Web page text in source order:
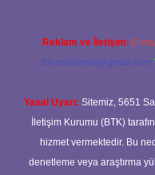
Reklam ve İletişim: E-
forumhizmeti@gmail.com
Yasal Uyarı: Sitemiz, 5651
İletişim Kurumu (BTK)
hizmet vermektedir. Bu
denetleme veya araştırma